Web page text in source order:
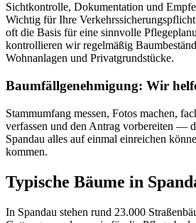
Sichtkontrolle, Dokumentation und
Wichtig für Ihre
oft die Basis für eine sinnvolle
kontrollieren wir regelmäßig
Wohnanlagen und Privatgrundstücke.
Baumfällgenehmigung: Wir
Stammumfang messen, Fotos machen,
verfassen und den Antrag vorbereiten —
Spandau alles auf einmal einreichen
kommen.
Typische Bäume in
In Spandau stehen rund 23.000